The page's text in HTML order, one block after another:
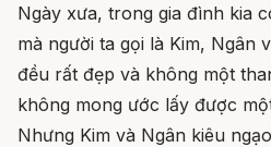
Ngày xưa, trong gia đình kia
mà người ta gọi là Kim, Ngân
đều rất đẹp và không một
không mong ước lấy được
Nhưng Kim và Ngân kiêu